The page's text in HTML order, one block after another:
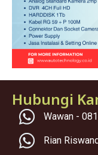
Hubungi
Wawan -
Rian